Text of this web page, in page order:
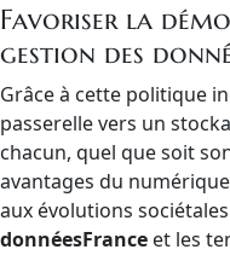
Favoriser la
gestion des
Grâce à cette politique
passerelle vers un
chacun, quel que soit
avantages du
aux évolutions
donnéesFrance et les